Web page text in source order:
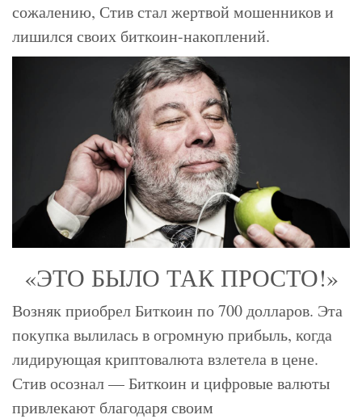
сожалению, Стив стал жертвой мошенников и
лишился своих биткоин-накоплений.
«ЭТО БЫЛО ТАК ПРОСТО!»
Возняк приобрел Биткоин по 700 долларов. Эта
покупка вылилась в огромную прибыль, когда
лидирующая криптовалюта взлетела в цене.
Стив осознал — Биткоин и цифровые валюты
привлекают благодаря своим